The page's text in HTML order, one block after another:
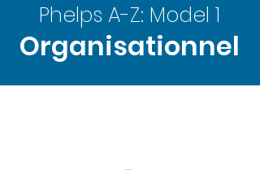
Phelps A-Z: Model 1
Organisationnel